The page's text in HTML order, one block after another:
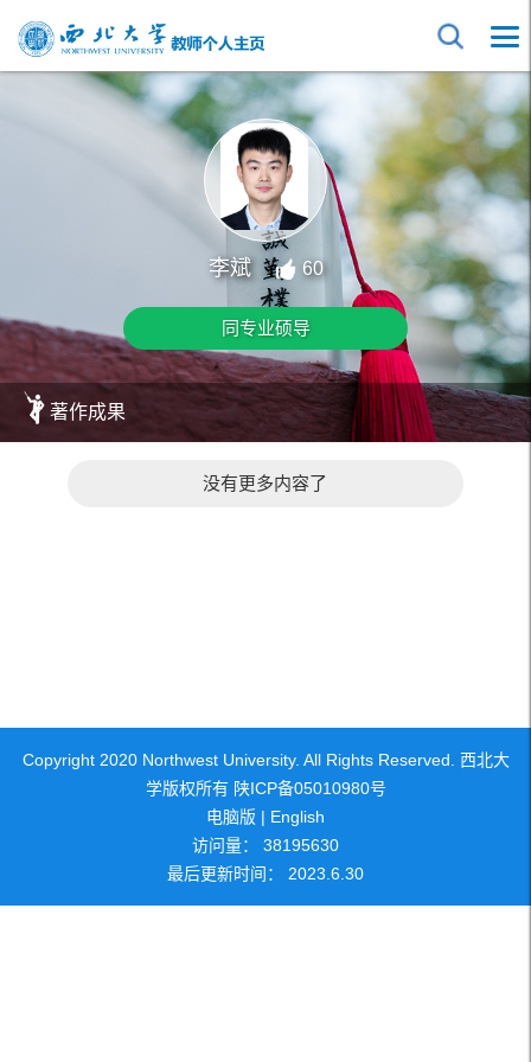
李斌 60
同专业硕导
著作成果
没有更多内容了
Copyright 2020 Northwest University. All Rights Reserved. 西北大
学版权所有 陕ICP备05010980号
电脑版 | English
访问量： 38195630
最后更新时间： 2023 6 30